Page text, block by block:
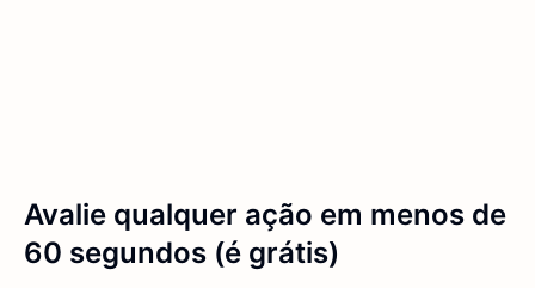
Avalie qualquer ação em menos de
60 segundos (é grátis)